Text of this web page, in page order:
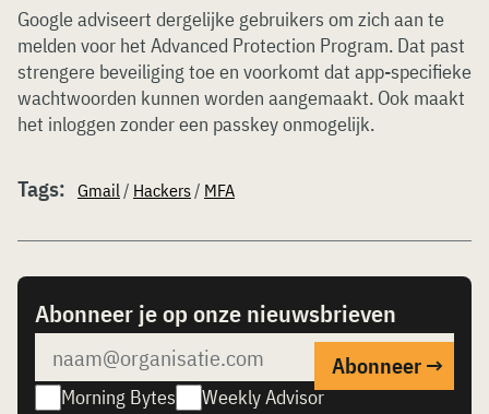
Google adviseert dergelijke gebruikers om zich aan te
melden voor het Advanced Protection Program. Dat past
strengere beveiliging toe en voorkomt dat app-specifieke
wachtwoorden kunnen worden aangemaakt. Ook maakt
het inloggen zonder een passkey onmogelijk.
Tags: Gmail/ Hackers/ MFA
Abonneer je op onze nieuwsbrieven
Morning Bytes Weekly Advisor